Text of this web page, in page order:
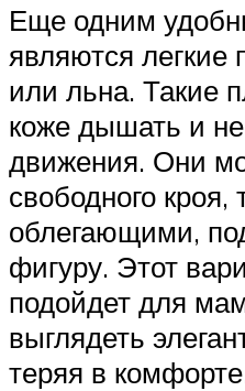
Еще одним
являются легкие
или льна. Такие
коже дышать и
движения. Они
свободного кроя,
облегающими,
фигуру. Этот
подойдет для
выглядеть
теряя в